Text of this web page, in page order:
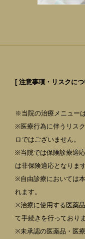
[ 注意事項・リスクに
※当院の治療メニュー
※医療行為に伴うリス
ロではございません。
※当院では保険診療適
は非保険適応となります
※自由診療においては
れます。
※治療に使用する医薬
て手続きを行っておりま
※未承認の医薬品・医